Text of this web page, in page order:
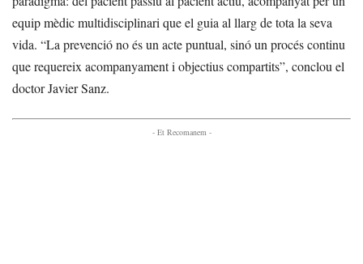
equip mèdic multidisciplinari que el guia al llarg de tota la seva
vida. “La prevenció no és un acte puntual, sinó un procés continu
que requereix acompanyament i objectius compartits”, conclou el
doctor Javier Sanz.
- Et Recomanem -